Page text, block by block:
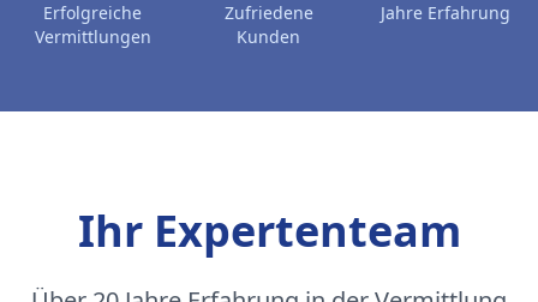
Erfolgreiche
Vermittlungen
Zufriedene
Kunden
Jahre Erfahrung
Ihr Expertenteam